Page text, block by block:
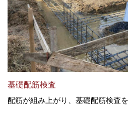
基礎配筋検査
配筋が組み上がり、基礎配筋検査